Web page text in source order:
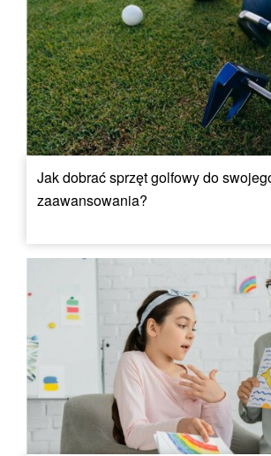
Jak dobrać sprzęt golfowy do
zaawansowania?